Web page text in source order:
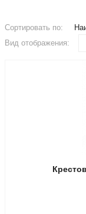
Сортировать по:
Вид отображения: